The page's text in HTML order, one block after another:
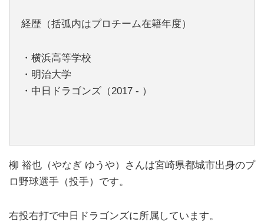
経歴（括弧内はプロチーム在籍年度）
・横浜高等学校
・明治大学
・中日ドラゴンズ（2017 - ）
柳 裕也（やなぎ ゆうや）さんは宮崎県都城市出身のプ
ロ野球選手（投手）です。
右投右打で中日ドラゴンズに所属しています。